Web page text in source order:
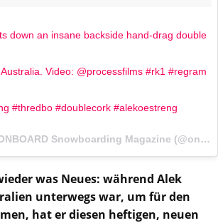
down an insane backside hand-drag double
Video: @processfilms #rk1 #regram
#thredbo #doublecork #alekoestreng
A video posted by ONBOARD Snowboarding Magazine (@onboardmag) on
was Neues: während Alek
unterwegs war, um für den
hat er diesen heftigen, neuen